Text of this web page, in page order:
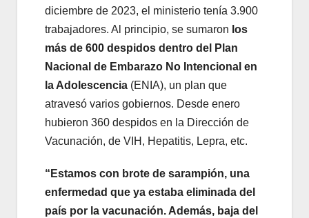
diciembre de 2023, el ministerio tenía 3.900
trabajadores. Al principio, se sumaron los
más de 600 despidos dentro del Plan
Nacional de Embarazo No Intencional en
la Adolescencia (ENIA), un plan que
atravesó varios gobiernos. Desde enero
hubieron 360 despidos en la Dirección de
Vacunación, de VIH, Hepatitis, Lepra, etc.
“Estamos con brote de sarampión, una
enfermedad que ya estaba eliminada del
país por la vacunación. Además, baja del